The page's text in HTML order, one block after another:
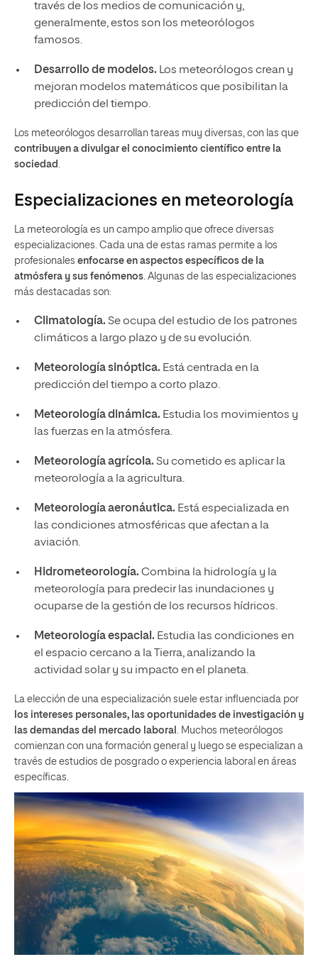
través de los medios de comunicación y,
generalmente, estos son los meteorólogos
famosos.
Desarrollo de modelos. Los meteorólogos crean y
mejoran modelos matemáticos que posibilitan la
predicción del tiempo.
Los meteorólogos desarrollan tareas muy diversas, con las que
contribuyen a divulgar el conocimiento científico entre la
sociedad
Especializaciones en meteorología
La meteorología es un campo amplio que ofrece diversas
especializaciones. Cada una de estas ramas permite a los
profesionales enfocarse en aspectos específicos de la
atmósfera y sus fenómenos . Algunas de las especializaciones
más destacadas son:
Climatología. Se ocupa del estudio de los patrones
climáticos a largo plazo y de su evolución.
Meteorología sinóptica. Está centrada en la
predicción del tiempo a corto plazo.
Meteorología dinámica. Estudia los movimientos y
las fuerzas en la atmósfera.
Meteorología agrícola. Su cometido es aplicar la
meteorología a la agricultura.
Meteorología aeronáutica. Está especializada en
las condiciones atmosféricas que afectan a la
aviación.
Hidrometeorología. Combina la hidrología y la
meteorología para predecir las inundaciones y
ocuparse de la gestión de los recursos hídricos.
Meteorología espacial. Estudia las condiciones en
el espacio cercano a la Tierra, analizando la
actividad solar y su impacto en el planeta.
La elección de una especialización suele estar influenciada por
los intereses personales, las oportunidades de investigación y
las demandas del mercado laboral
. Muchos meteorólogos
comienzan con una formación general y luego se especializan a
través de estudios de posgrado o experiencia laboral en áreas
específicas.